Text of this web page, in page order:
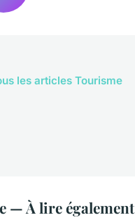
les articles Tourisme
— À lire également